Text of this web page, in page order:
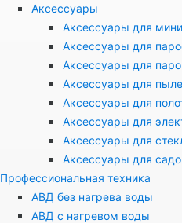
Аксессуары
Аксессуары для
Аксессуары для
Аксессуары для
Аксессуары для
Аксессуары для
Аксессуары для
Аксессуары для
Аксессуары для
Профессиональная техника
АВД без нагрева воды
АВД с нагревом воды